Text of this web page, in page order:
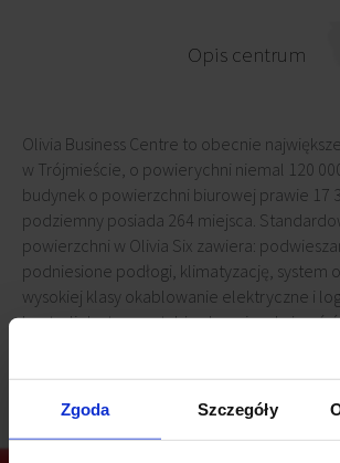
Zgoda Szczegóły
Opis centrum
Olivia Business Centre to obecnie
w Trójmieście, o powierychni niemal 120
budynek o powierzchni biurowej prawie 17
podziemny posiada 264 miejsca.
powierzchni w Olivia Six zawiera:
podniesione podłogi, klimatyzację, system
wysokiej klasy okablowanie elektryczne i
kontroli dostępu, a także dwa niezależne